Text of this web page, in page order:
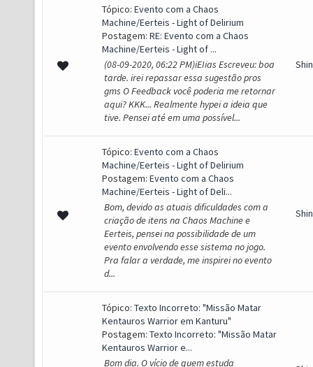
Tópico: Evento com a Chaos
Machine/Eerteis - Light of Delirium
Postagem: RE: Evento com a Chaos
Machine/Eerteis - Light of ...
(08-09-2020, 06:22 PM)iEIias Escreveu: boa
tarde. irei repassar essa sugestão pros
gms O Feedback você poderia me retornar
aqui? KKK... Realmente hypei a ideia que
tive. Pensei até em uma possível...
Tópico: Evento com a Chaos
Machine/Eerteis - Light of Delirium
Postagem: Evento com a Chaos
Machine/Eerteis - Light of Deli...
Bom, devido as atuais dificuldades com a
criação de itens na Chaos Machine e
Eerteis, pensei na possibilidade de um
evento envolvendo esse sistema no jogo.
Pra falar a verdade, me inspirei no evento
d...
Tópico: Texto Incorreto: "Missão Matar
Kentauros Warrior em Kanturu"
Postagem: Texto Incorreto: "Missão Matar
Kentauros Warrior e...
Bom dia. O vício de quem estuda